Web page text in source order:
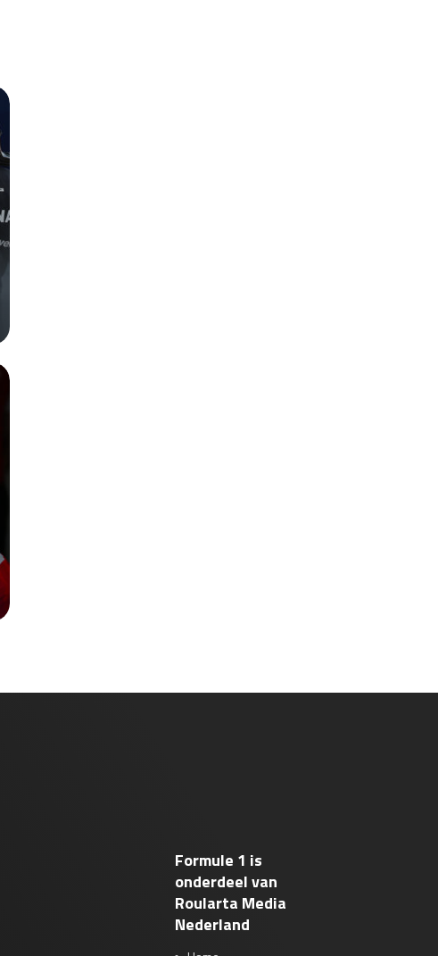
Formule 1 is
onderdeel van
Roularta Media
Nederland